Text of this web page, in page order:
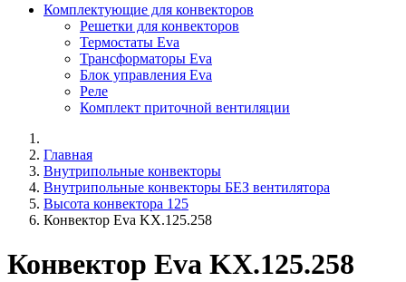
Комплектующие для конвекторов
Решетки для конвекторов
Термостаты Eva
Трансформаторы Eva
Блок управления Eva
Реле
Комплект приточной вентиляции
Главная
Внутрипольные конвекторы
Внутрипольные конвекторы БЕЗ вентилятора
Высота конвектора 125
Конвектор Eva KX.125.258
Конвектор Eva KX.125.258